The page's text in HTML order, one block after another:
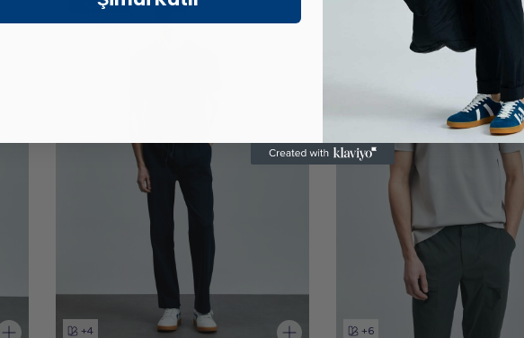
Новый Продукт
Taksit
+4 +6